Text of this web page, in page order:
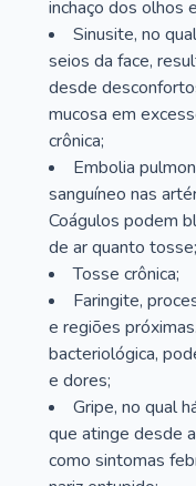
inchaço dos olhos
Sinusite, no
seios da face,
desde
mucosa em
crônica;
Embolia
sanguíneo nas
Coágulos podem
de ar quanto tosse;
Tosse crônica;
Faringite,
e regiões
bacteriológica,
e dores;
Gripe, no qual
que atinge desde
como sintomas